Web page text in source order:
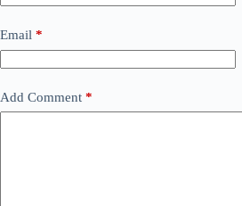
Email *
Add Comment *